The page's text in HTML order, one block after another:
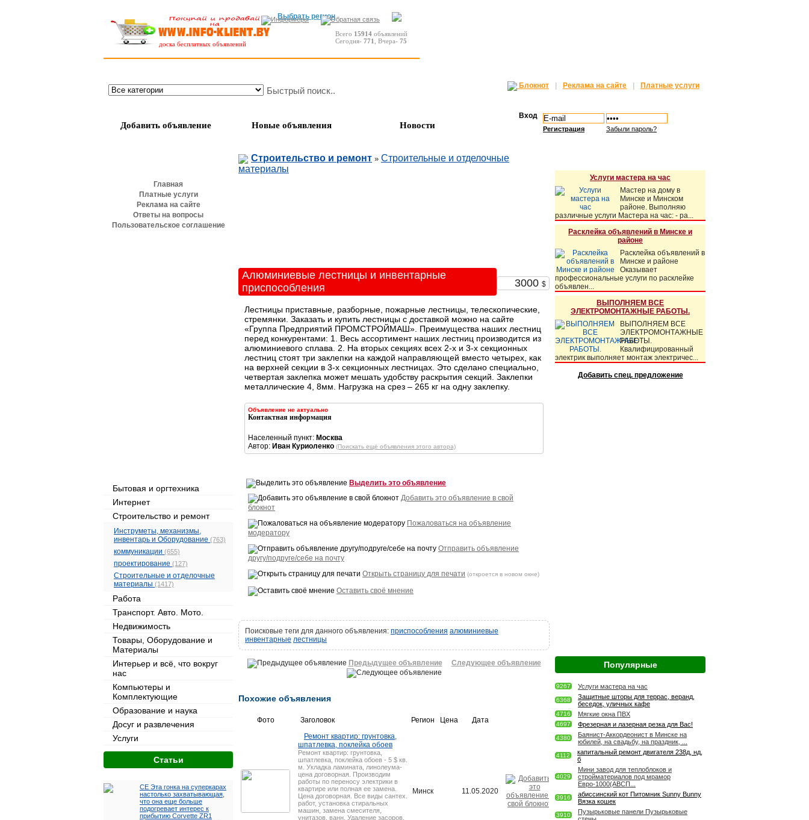
Выбрать регион
Всего 15914 объявлений
Сегодня- 771 , Вчера- 75
доска бесплатных объявлений
Блокнот Реклама на сайте Платные услуги
Добавить объявление Новые объявления Новости
Вход
Регистрация Забыли пароль?
Главная
Платные услуги
Реклама на сайте
Ответы на вопросы
Пользовательское соглашение
Бытовая и оргтехника
Интернет
Строительство и ремонт
Инструметы, механизмы,
инвентарь и Оборудование (763)
коммуникации (655)
проектирование (127)
Строительные и отделочные
материалы (1417)
Работа
Транспорт. Авто. Мото.
Недвижимость
Товары, Оборудование и
Материалы
Интерьер и всё, что вокруг
нас
Компьютеры и
Комплектующие
Образование и наука
Досуг и развлечения
Услуги
Cтатьи
CE Эта гонка на суперкарах
настолько захватывающая,
что она еще больше
подогревает интерес к
прибытию Corvette ZR1
Строительство и ремонт » Строительные и отделочные
материалы
Алюминиевые лестницы и инвентарные
приспособления
3000 $
Лестницы приставные, разборные, пожарные лестницы, телескопические,
стремянки. Заказать и купить лестницы с доставкой можно на сайте
«Группа Предприятий ПРОМСТРОЙМАШ». Преимущества наших лестниц
перед конкурентами: 1. Весь ассортимент наших лестниц производится из
алюминиевого сплава. 2. На вторых секциях всех 2-х и 3-х секционных
лестниц стоят три заклепки на каждой направляющей вместо четырех, как
на верхней секции в 3-х секционных лестницах. Это сделано специально,
четвертая заклепка может мешать удобству раскрытия секций. Заклепки
металлические 4, 8мм. Нагрузка на срез – 265 кг на одну заклепку.
Объявление не актуально
Контактная информация
Населенный пункт: Москва
Автор: Иван Куриоленко (Поискать ещё объявления этого автора)
Выделить это объявление
Добавить это объявление в свой
блокнот
Пожаловаться на объявление
модератору
Отправить объявление
другу/подруге/себе на почту
Открыть страницу для печати (откроется в новом окне)
Оставить своё мнение
Поисковые теги для данного объявления: приспособления алюминиевые
инвентарные лестницы
Предыдущее объявление Следующее объявление
Похожие объявления
Фото Заголовок Регион Цена
Дата
Ремонт квартир: грунтовка,
шпатлевка, поклейка обоев
Ремонт квартир: грунтовка,
шпатлевка, поклейка обоев - 5 $ кв.
м. Укладка ламината, линолеума-
цена договорная. Производим
работы по переносу электрики в
квартире или полная ее замена.
Цена договорная. Все виды сантех.
работ, установка стиральных
машин, замена смесителя,
унитазов, ванн. Удаление засоров,
Минск 11.05.2020
Услуги мастера на час
Мастер на дому в
Минске и Минском
районе. Выполняю
различные услуги Мастера на час: - ра...
Расклейка объявлений в Минске и
районе
Расклейка объявлений в
Минске и районе
Оказывает
профессиональные услуги по расклейке
объявлен...
ВЫПОЛНЯЕМ ВСЕ
ЭЛЕКТРОМОНТАЖНЫЕ РАБОТЫ.
ВЫПОЛНЯЕМ ВСЕ
ЭЛЕКТРОМОНТАЖНЫЕ
РАБОТЫ.
Квалифицированный
электрик выполняет монтаж электричес...
Добавить спец. предложение
Популярные
9267 Услуги мастера на час
6368
Защитные шторы для террас, веранд,
беседок, уличных кафе
4716 Мягкие окна ПВХ
4697 Фрезерная и лазерная резка для Вас!
4380
Баянист-Аккордеонист в Минске на
юбилей, на свадьбу, на праздник, ...
4112
капитальный ремонт двигателя 238д, нд,
б
4029
Мини завод для теплоблоков и
стройматериалов под мрамор
Евро-1000(АВСП...
3916
абиссинский кот Питомник Sunny Bunny
Вязка кошек
3910
Пузырьковые панели Пузырьковые